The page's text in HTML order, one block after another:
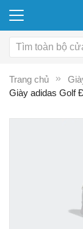
Trang chủ
Giày adidas Golf